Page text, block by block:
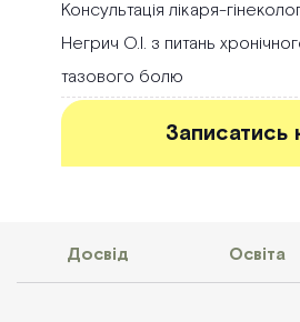
Консультація лікаря-
Негрич О.І. з питань
тазового болю
Записатись
Досвід Освіта